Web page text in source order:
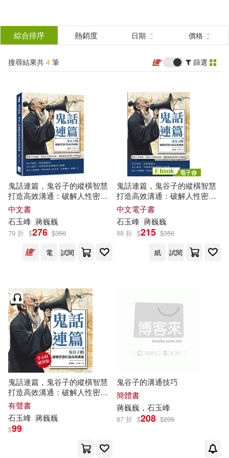
結
分類 (單選)
所有商品(4) 圖書(2)
電子書(1)
作者 (可複選)
石玉峰(3) 蔣巍巍(3)
蔣巍巍，石玉峰(1)
財經錢線文化有限公司(3)
山東文藝出版社(1)
配送方式 (可複選)
可超商取貨(2) 可海外宅配(2)
綜合排序 熱銷度 日期 價格
搜尋結果共 4 筆 篩選
鬼話連篇，鬼谷子的縱橫智慧
打造高效溝通：破解人性密
碼，從語言中洞察局勢，讓溝
通變成影響力的遊戲
中文書
石玉峰 蔣巍巍
79 折 $276 $350
電
試閱
鬼話連篇，鬼谷子的縱橫智慧
打造高效溝通：破解人性密
碼，從語言中洞察局勢，讓溝
通變成影響力的遊戲 (電子書)
中文電子書
石玉峰 蔣巍巍
88 折 $215 $350
紙
試閱
鬼話連篇，鬼谷子的縱橫智慧
打造高效溝通：破解人性密
碼，從語言中洞察局勢，讓溝
通變成影響力的遊戲 (有聲書)
有聲書
石玉峰 蔣巍巍
$99
鬼谷子的溝通技巧
簡體書
蔣巍巍 ， 石玉峰
87 折 $208 $239